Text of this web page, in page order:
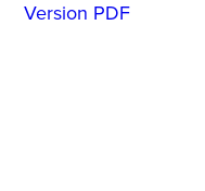
Version PDF